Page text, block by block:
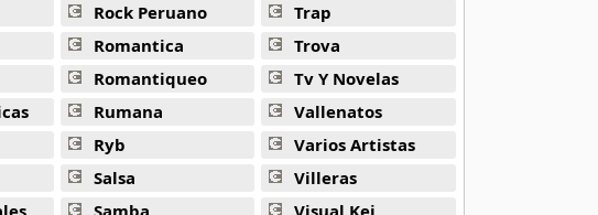
Rock Peruano
Romantica
Romantiqueo
Rumana
Ryb
Salsa
Samba
Trap
Trova
Tv Y Novelas
Vallenatos
Varios Artistas
Villeras
Visual Kei